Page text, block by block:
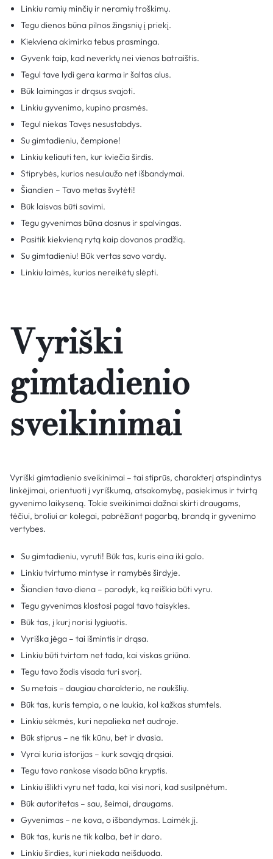
Linkiu ramių minčių ir neramių troškimų.
Tegu dienos būna pilnos žingsnių į priekį.
Kiekviena akimirka tebus prasminga.
Gyvenk taip, kad neverktų nei vienas batraištis.
Tegul tave lydi gera karma ir šaltas alus.
Būk laimingas ir drąsus svajoti.
Linkiu gyvenimo, kupino prasmės.
Tegul niekas Tavęs nesustabdys.
Su gimtadieniu, čempione!
Linkiu keliauti ten, kur kviečia širdis.
Stiprybės, kurios nesulaužo net išbandymai.
Šiandien – Tavo metas švytėti!
Būk laisvas būti savimi.
Tegu gyvenimas būna dosnus ir spalvingas.
Pasitik kiekvieną rytą kaip dovanos pradžią.
Su gimtadieniu! Būk vertas savo vardų.
Linkiu laimės, kurios nereikėtų slėpti.
Vyriški
gimtadienio
sveikinimai
Vyriški gimtadienio sveikinimai – tai stiprūs, charakterį atspindintys
linkėjimai, orientuoti į vyriškumą, atsakomybę, pasiekimus ir tvirtą
gyvenimo laikyseną. Tokie sveikinimai dažnai skirti draugams,
tėčiui, broliui ar kolegai, pabrėžiant pagarbą, brandą ir gyvenimo
vertybes.
Su gimtadieniu, vyruti! Būk tas, kuris eina iki galo.
Linkiu tvirtumo mintyse ir ramybės širdyje.
Šiandien tavo diena – parodyk, ką reiškia būti vyru.
Tegu gyvenimas klostosi pagal tavo taisykles.
Būk tas, į kurį norisi lygiuotis.
Vyriška jėga – tai išmintis ir drąsa.
Linkiu būti tvirtam net tada, kai viskas griūna.
Tegu tavo žodis visada turi svorį.
Su metais – daugiau charakterio, ne raukšlių.
Būk tas, kuris tempia, o ne laukia, kol kažkas stumtels.
Linkiu sėkmės, kuri nepalieka net audroje.
Būk stiprus – ne tik kūnu, bet ir dvasia.
Vyrai kuria istorijas – kurk savąją drąsiai.
Tegu tavo rankose visada būna kryptis.
Linkiu išlikti vyru net tada, kai visi nori, kad susilpnėtum.
Būk autoritetas – sau, šeimai, draugams.
Gyvenimas – ne kova, o išbandymas. Laimėk jį.
Būk tas, kuris ne tik kalba, bet ir daro.
Linkiu širdies, kuri niekada neišduoda.